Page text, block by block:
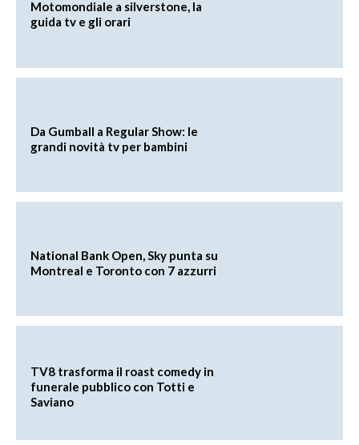
Motomondiale a silverstone, la
guida tv e gli orari
Da Gumball a Regular Show: le
grandi novità tv per bambini
National Bank Open, Sky punta su
Montreal e Toronto con 7 azzurri
TV8 trasforma il roast comedy in
funerale pubblico con Totti e
Saviano